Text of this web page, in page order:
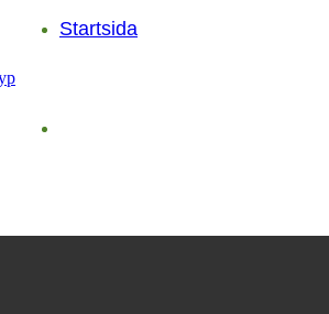
Startsida